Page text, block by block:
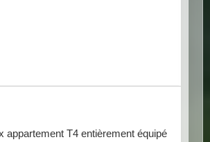
appartement T4 entièrement équipé